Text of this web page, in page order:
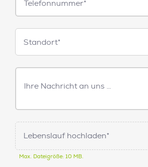
Standorte
Standort*
Freitext
Nachricht
Lebenslauf hochladen*
Max. Dateigröße: 10 MB.